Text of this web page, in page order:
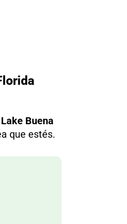
Buena
que estés.